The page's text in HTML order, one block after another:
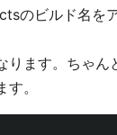
のビルド名を
ります。ちゃん
。